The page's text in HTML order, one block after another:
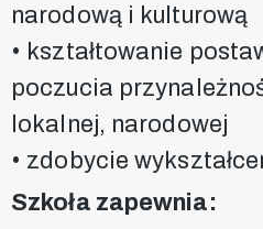
narodową i kulturową
• kształtowanie
poczucia
lokalnej, narodowej
• zdobycie
Szkoła zapewnia: